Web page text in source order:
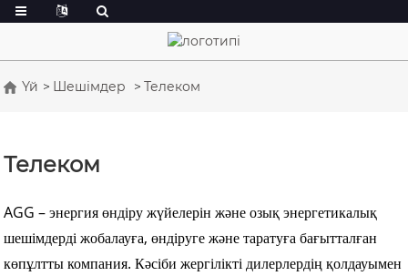
Үй Шешімдер Телеком
Телеком
AGG – энергия өндіру жүйелерін және озық энергетикалық
шешімдерді жобалауға, өндіруге және таратуға бағытталған
көпұлтты компания. Кәсіби жергілікті дилерлердің қолдауымен